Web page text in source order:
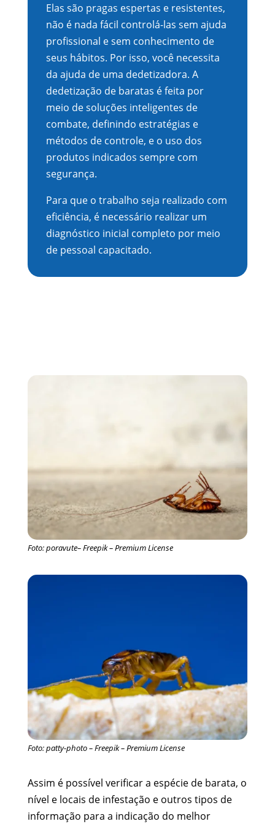
Elas são pragas espertas e resistentes,
não é nada fácil controlá-las sem ajuda
profissional e sem conhecimento de
seus hábitos. Por isso, você necessita
da ajuda de uma dedetizadora. A
dedetização de baratas é feita por
meio de soluções inteligentes de
combate, definindo estratégias e
métodos de controle, e o uso dos
produtos indicados sempre com
segurança.
Para que o trabalho seja realizado com
eficiência, é necessário realizar um
diagnóstico inicial completo por meio
de pessoal capacitado.
Foto: poravute– Freepik – Premium License
Foto: patty-photo – Freepik – Premium License
Assim é possível verificar a espécie de barata, o
nível e locais de infestação e outros tipos de
informação para a indicação do melhor